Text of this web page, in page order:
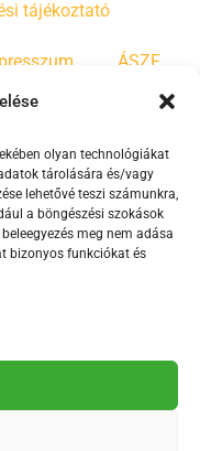
olyan technológiákat
tárolására és/vagy
lehetővé teszi számunkra,
a böngészési szokások
meg nem adása
bizonyos funkciókat és
tájékoztató
ÁSZF
szabályzat
a
program